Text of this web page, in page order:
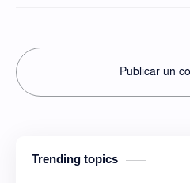
Publicar un
Trending topics